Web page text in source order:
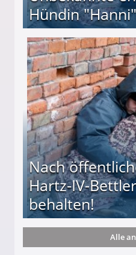
Hündin
entführten seine Hündin
Nach
Hartz-IV-
behalten!
darf Geld behalten!
Alle